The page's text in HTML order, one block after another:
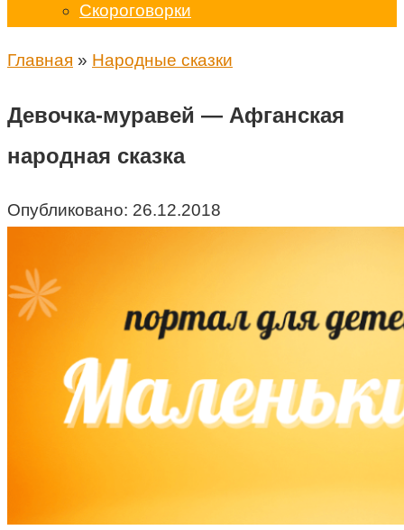
Скороговорки
Главная » Народные сказки
Девочка-муравей — Афганская
народная сказка
Опубликовано: 26.12.2018